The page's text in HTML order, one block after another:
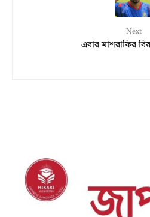
Next
এবার মাশরাফির